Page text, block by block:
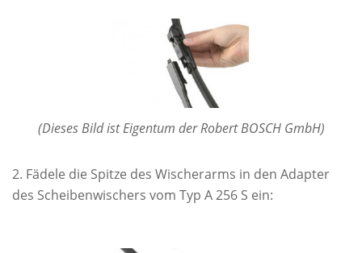
(Dieses Bild ist Eigentum der Robert BOSCH GmbH)
Fädele die Spitze des Wischerarms in den Adapter
des Scheibenwischers vom Typ A 256 S ein: